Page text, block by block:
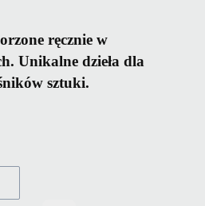
ręcznie w
Unikalne dzieła dla
sztuki.